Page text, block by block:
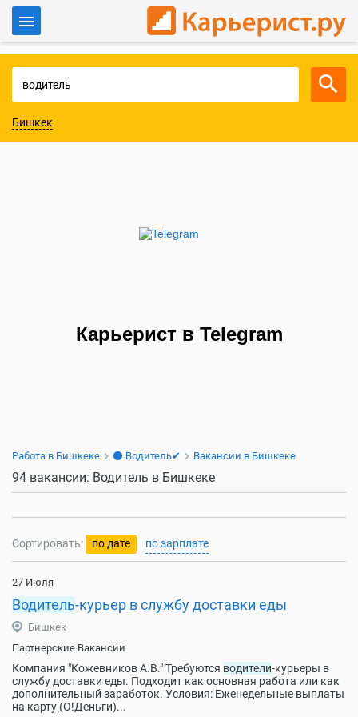
Для работодателей
Бишкек
Карьерист в Telegram
Работа в Бишкеке ⚫ Водитель✔ Вакансии в Бишкеке
94 вакансии: Водитель в Бишкеке
Сортировать: по дате по зарплате
27 Июля
Водитель-курьер в службу доставки еды
Бишкек
Партнерские Вакансии
Компания "Кожевников А.В." Требуются водители-курьеры в
службу доставки еды. Подходит как основная работа или как
дополнительный заработок. Условия: Еженедельные выплаты
на карту (О!Деньги)...